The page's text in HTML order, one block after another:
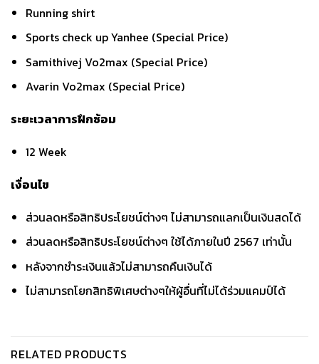
Running shirt
Sports check up Yanhee (Special Price)
Samithivej Vo2max (Special Price)
Avarin Vo2max (Special Price)
ระยะเวลาการฝึกซ้อม
12 Week
เงื่อนไข
ส่วนลดหรือสิทธิประโยชน์ต่างๆ ไม่สามารถแลกเป็นเงินสดได้
ส่วนลดหรือสิทธิประโยชน์ต่างๆ ใช้ได้ภายในปี 2567 เท่านั้น
หลังจากชำระเงินแล้วไม่สามารถคืนเงินได้
ไม่สามารถโยกสิทธิพิเศษต่างๆให้ผู้อื่นที่ไม่ได้ร่วมแคมป์ได้
RELATED PRODUCTS